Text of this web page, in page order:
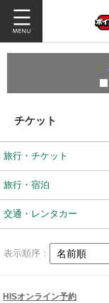
チケット
旅行・チケット
旅行・宿泊
交通・レンタカー
表示順序：
HISオンライン予約